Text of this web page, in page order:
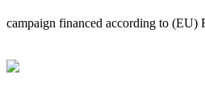
campaign financed according to (EU)